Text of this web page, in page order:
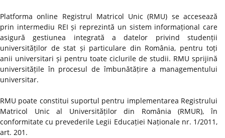
Platforma online Registrul Matricol Unic (RMU) se accesează
prin intermediu REI și reprezintă un sistem informațional care
asigură gestiunea integrată a datelor privind studenții
universităților de stat și particulare din România, pentru toți
anii universitari și pentru toate ciclurile de studii. RMU sprijină
universitățile în procesul de îmbunătățire a managementului
universitar.
RMU poate constitui suportul pentru implementarea Registrului
Matricol Unic al Universităților din România (RMUR), în
conformitate cu prevederile Legii Educației Naționale nr. 1/2011,
art. 201.